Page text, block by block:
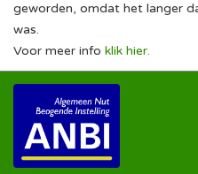
geworden, omdat het langer
was.
Voor meer info klik hier.